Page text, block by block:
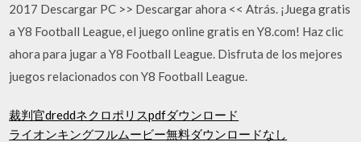
2017 Descargar PC >> Descargar ahora << Atrás. ¡Juega gratis
a Y8 Football League, el juego online gratis en Y8.com! Haz clic
ahora para jugar a Y8 Football League. Disfruta de los mejores
juegos relacionados con Y8 Football League.
裁判官dreddネクロポリスpdfダウンロード
ライオンキングフルムービー無料ダウンロードなし